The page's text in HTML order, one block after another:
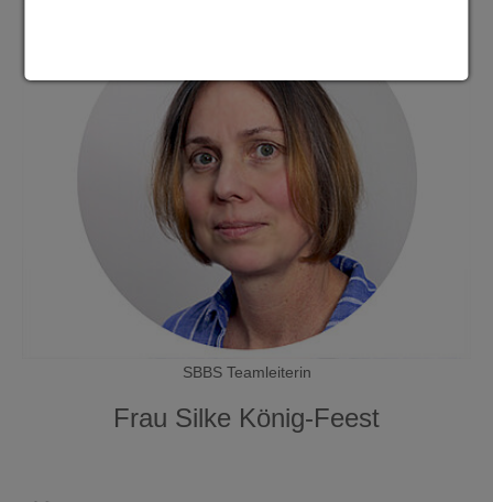
SBBS Teamleiterin
Frau Silke König-Feest